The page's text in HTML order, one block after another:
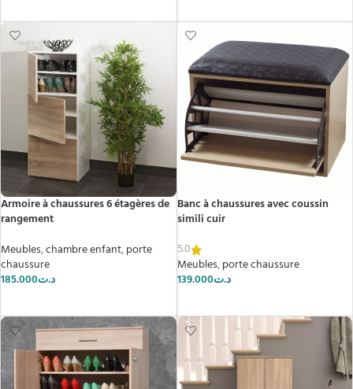
Armoire à chaussures 6 étagères de
rangement
Meubles,chambre enfant,porte
chaussure
د.ت185.000
Banc à chaussures avec coussin
simili cuir
5.0
Meubles,porte chaussure
د.ت139.000